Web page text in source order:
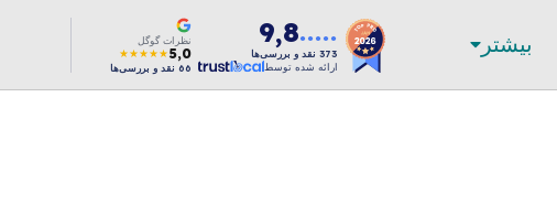
بیشتر ●●●●●
9,8
373نقد و بررسی‌ها
ارائه شده توسط
نظرات گوگل
5,0
★★★★★
66 نقد و بررسی‌ها